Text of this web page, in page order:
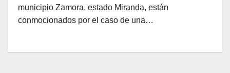
municipio Zamora, estado Miranda, están
conmocionados por el caso de una…